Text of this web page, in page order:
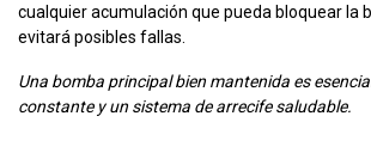
cualquier acumulación que pueda bloquear la
evitará posibles fallas.
Una bomba principal bien mantenida es
constante y un sistema de arrecife saludable.